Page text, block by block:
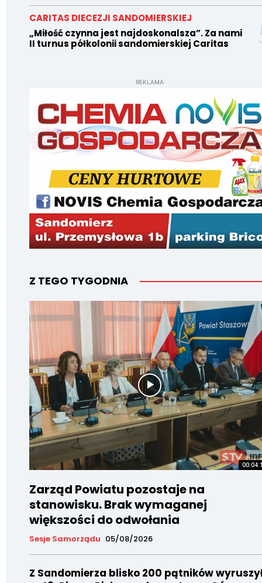
CARITAS DIECEZJI SANDOMIERSKIEJ
„Miłość czynna jest najdoskonalsza”. Za nami
II turnus półkolonii sandomierskiej Caritas
REKLAMA
Z TEGO TYGODNIA
Zarząd Powiatu pozostaje na
stanowisku. Brak wymaganej
większości do odwołania
Sesje Samorządu 05/08/2026
Z Sandomierza blisko 200 pątników